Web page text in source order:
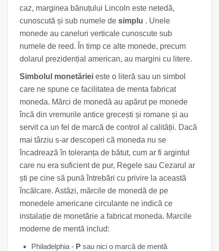
caz, marginea bănuțului Lincoln este netedă,
cunoscută și sub numele de simplu . Unele
monede au caneluri verticale cunoscute sub
numele de reed. În timp ce alte monede, precum
dolarul prezidențial american, au margini cu litere.
Simbolul monetăriei este o literă sau un simbol
care ne spune ce facilitatea de menta fabricat
moneda. Mărci de monedă au apărut pe monede
încă din vremurile antice grecești și romane și au
servit ca un fel de marcă de control al calității. Dacă
mai târziu s-ar descoperi că moneda nu se
încadrează în toleranța de bătut, cum ar fi argintul
care nu era suficient de pur, Regele sau Cezarul ar
ști pe cine să pună întrebări cu privire la această
încălcare. Astăzi, mărcile de monedă de pe
monedele americane circulante ne indică ce
instalație de monetărie a fabricat moneda. Marcile
moderne de mentă includ:
Philadelphia - P sau nici o marcă de mentă